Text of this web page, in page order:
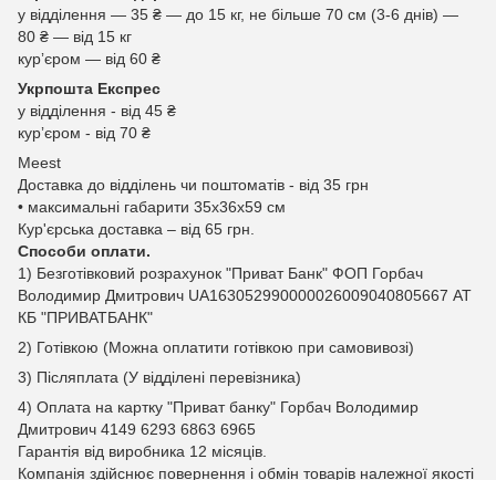
у відділення — 35 ₴ — до 15 кг, не більше 70 см (3-6 днів) —
80 ₴ — від 15 кг
курʼєром — від 60 ₴
Укрпошта Експрес
у відділення - від 45 ₴
курʼєром - від 70 ₴
Meest
Доставка до відділень чи поштоматів - від 35 грн
• максимальні габарити 35x36x59 см
Кур'єрська доставка – від 65 грн.
Способи оплати.
1) Безготівковий розрахунок "Приват Банк" ФОП Горбач
Володимир Дмитрович UA163052990000026009040805667 АТ
КБ "ПРИВАТБАНК"
2) Готівкою (Можна оплатити готівкою при самовивозі)
3) Післяплата (У відділені перевізника)
4) Оплата на картку "Приват банку" Горбач Володимир
Дмитрович 4149 6293 6863 6965
Гарантія від виробника 12 місяців.
Компанія здійснює повернення і обмін товарів належної якості